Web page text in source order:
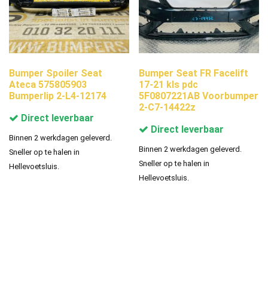
Bumper Spoiler Seat
Ateca 575805903
Bumperlip 2-L4-12174
Direct leverbaar
Binnen 2 werkdagen geleverd.
Sneller op te halen in
Hellevoetsluis.
Bumper Seat FR Facelift
17-21 kls pdc
5F0807221AB Voorbumper
2-C7-14422z
Direct leverbaar
Binnen 2 werkdagen geleverd.
Sneller op te halen in
Hellevoetsluis.